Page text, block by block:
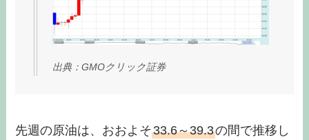
出典：GMOクリック証券
先週の原油は、おおよそ33.6～39.3の間で推移し